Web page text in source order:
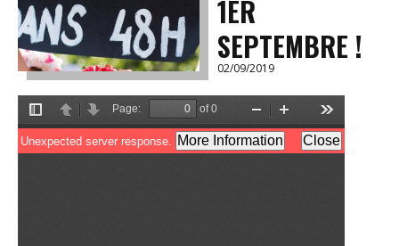
1ER
SEPTEMBRE !
02/09/2019